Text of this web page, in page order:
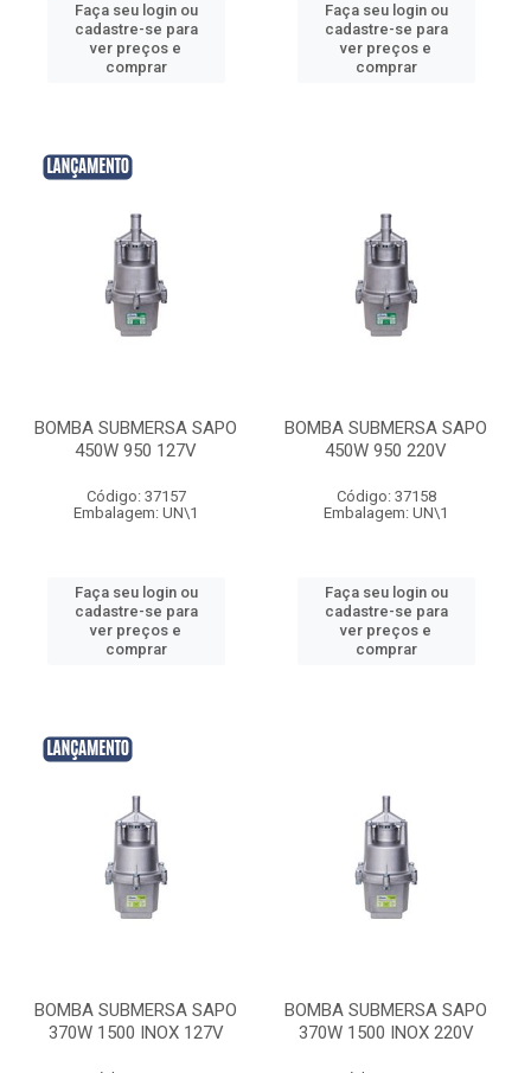
Faça seu login ou
cadastre-se para
ver preços e
comprar
Faça seu login ou
cadastre-se para
ver preços e
comprar
BOMBA SUBMERSA SAPO
450W 950 127V
Código: 37157
Embalagem: UN\1
Faça seu login ou
cadastre-se para
ver preços e
comprar
BOMBA SUBMERSA SAPO
450W 950 220V
Código: 37158
Embalagem: UN\1
Faça seu login ou
cadastre-se para
ver preços e
comprar
BOMBA SUBMERSA SAPO
370W 1500 INOX 127V
BOMBA SUBMERSA SAPO
370W 1500 INOX 220V